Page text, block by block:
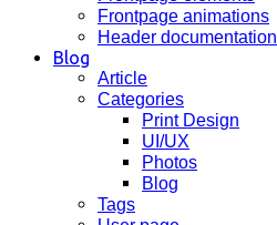
Frontpage animations
Header documentation
Blog
Article
Categories
Print Design
UI/UX
Photos
Blog
Tags